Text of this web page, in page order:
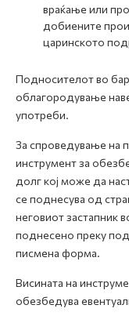
враќање или
добиените
царинското
Подносителот во
облагородување
употреби.
За спроведување на
инструмент за
долг кој може да
се поднесува од
неговиот застапник
поднесено преку
писмена форма.
Висината на
обезбедува